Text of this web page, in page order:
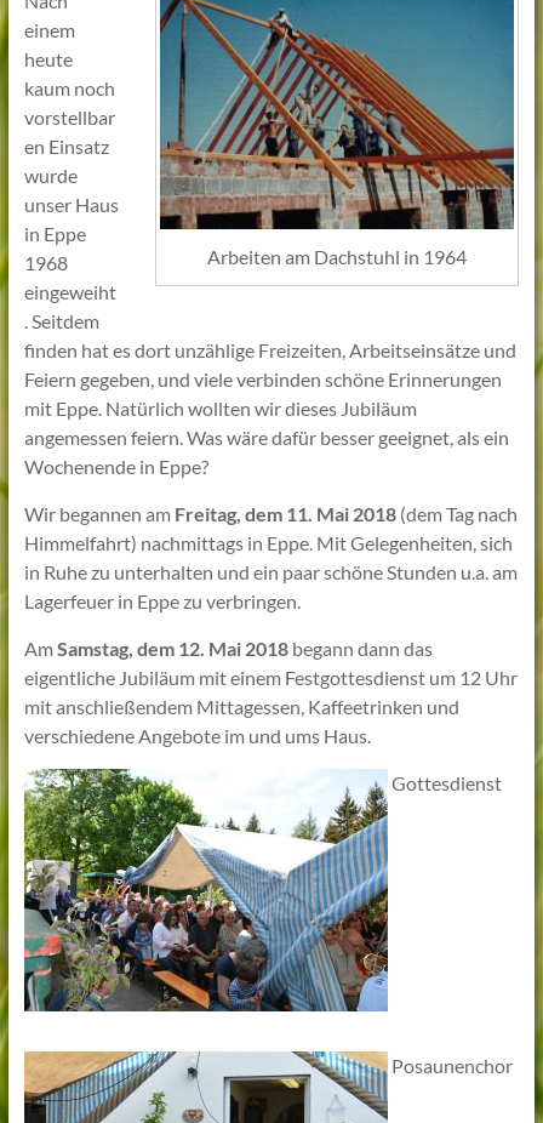
Arbeiten am Dachstuhl in 1964
einem
heute
kaum noch
vorstellbar
en Einsatz
wurde
unser Haus
in Eppe
1968
eingeweiht
. Seitdem
finden hat es dort unzählige Freizeiten, Arbeitseinsätze und
Feiern gegeben, und viele verbinden schöne Erinnerungen
mit Eppe. Natürlich wollten wir dieses Jubiläum
angemessen feiern. Was wäre dafür besser geeignet, als ein
Wochenende in Eppe?
Wir begannen am Freitag, dem 11. Mai 2018(dem Tag nach
Himmelfahrt) nachmittags in Eppe. Mit Gelegenheiten, sich
in Ruhe zu unterhalten und ein paar schöne Stunden u.a. am
Lagerfeuer in Eppe zu verbringen.
AmSamstag, dem 12. Mai 2018begann dann das
eigentliche Jubiläum mit einem Festgottesdienst um 12 Uhr
mit anschließendem Mittagessen, Kaffeetrinken und
verschiedene Angebote im und ums Haus.
Gottesdienst
Posaunenchor